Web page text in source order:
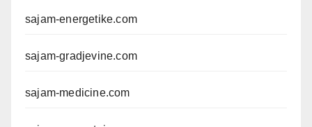
sajam-energetike.com
sajam-gradjevine.com
sajam-medicine.com